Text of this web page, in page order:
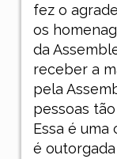
fez o
os
da
receber a
pela
pessoas
Essa é uma
é